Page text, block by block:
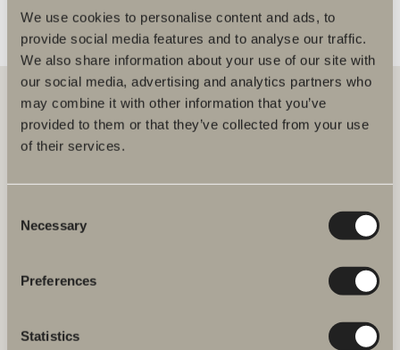
We use cookies to personalise content and ads, to
provide social media features and to analyse our traffic.
We also share information about your use of our site with
our social media, advertising and analytics partners who
may combine it with other information that you’ve
provided to them or that they’ve collected from your use
of their services.
Selection
Necessary
Preferences
Statistics
Hos oss finner du alt for hele baderommet. Fra baderomsmøbler,
Svedbergs i Dalstorp AB
Verkstadsvägen 1,